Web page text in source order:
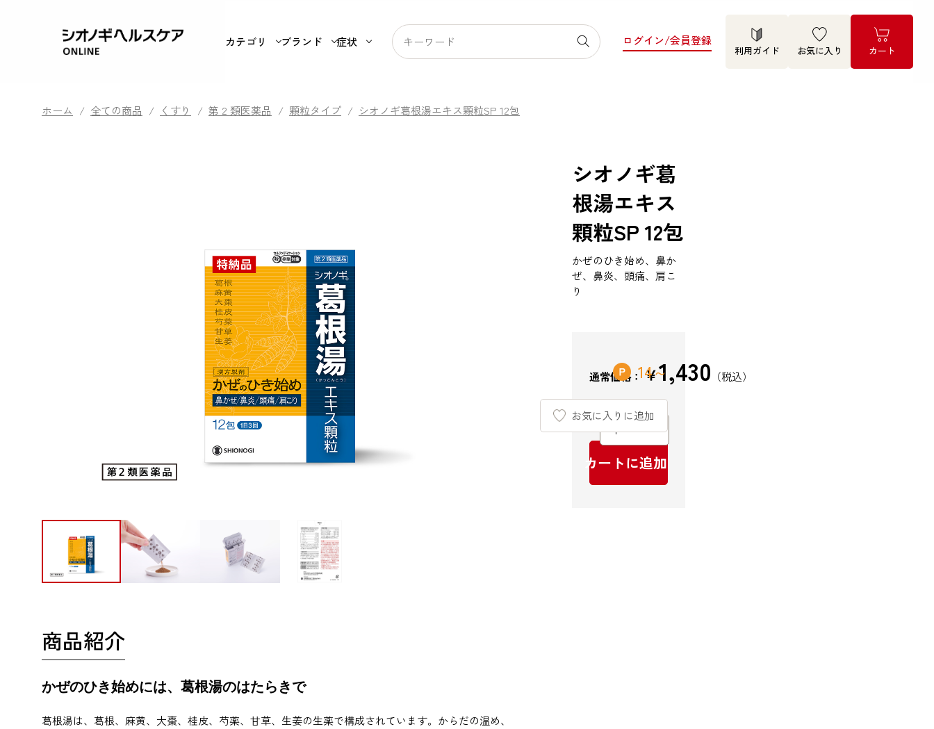
カテゴリ ブランド 症状 ログイン/会員登録
利用ガイド お気に入り カート
ホーム / 全ての商品 / くすり / 第 2 類医薬品 / 顆粒タイプ / シオノギ葛根湯エキス顆粒SP 12包
商品紹介
かぜのひき始めには、葛根湯のはたらきで
葛根湯は、葛根、麻黄、大棗、桂皮、芍薬、甘草、生姜の生薬で構成されています。からだの温め、
シオノギ葛
根湯エキス
顆粒SP 12包
かぜのひき始め、鼻か
ぜ、鼻炎、頭痛、肩こ
り
通常価格： ￥1,430
14
カートに追加
お気に入りに追加